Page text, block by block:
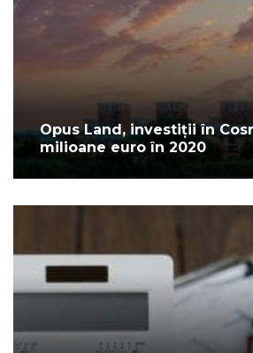
Opus Land, investiții în
milioane euro în 2020